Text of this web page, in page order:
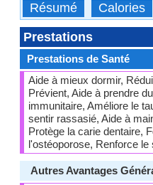
Résumé Calories
Prestations
Prestations de Santé
Aide à mieux dormir,
Prévient, Aide à prendre
immunitaire, Améliore le
sentir rassasié, Aide à
Protège la carie dentaire,
l'ostéoporose, Renforce
Autres Avantages